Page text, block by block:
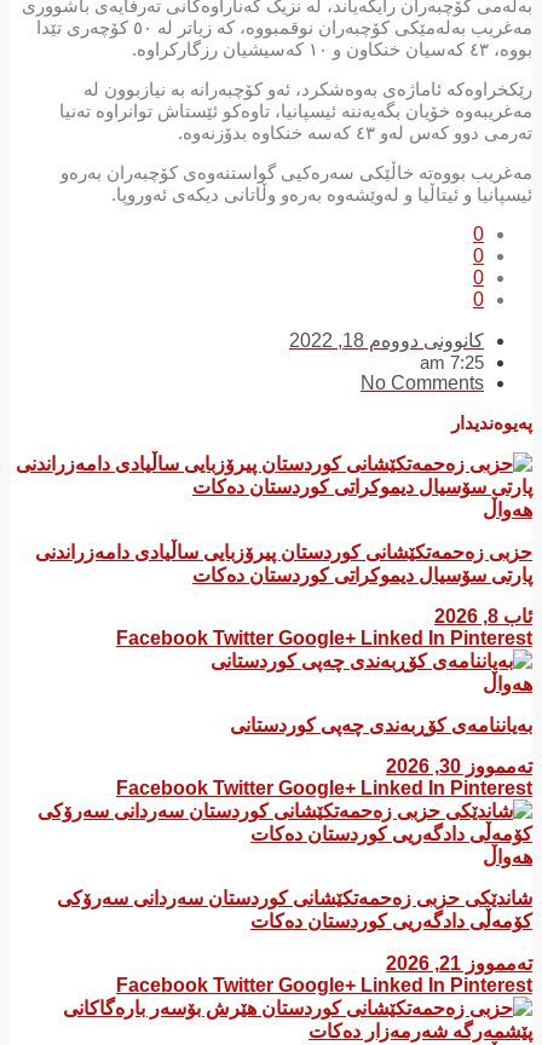
بەلەمی کۆچبەران رایگەیاند، لە نزیک کەناراوەکانی تەرفایەی باشووری
مەغریب بەلەمێکی کۆچبەران نوقمبووە، کە زیاتر لە ٥٠ کۆچەری تێدا
بووە، ٤٣ کەسیان خنکاون و ١٠ کەسیشیان رزگارکراوە.
رێکخراوەکە ئاماژەی بەوەشكرد، ئەو کۆچبەرانە بە نیازبوون لە
مەغریبەوە خۆیان بگەیەننە ئیسپانیا، تاوەکو ئێستاش توانراوە تەنیا
تەرمی دوو کەس لەو ٤٣ کەسە خنکاوە بدۆزنەوە.
مەغریب بووەتە خاڵێکی سەرەکیی گواستنەوەی کۆچبەران بەرەو
ئیسپانیا و ئیتاڵیا و لەوێشەوە بەرەو وڵاتانی دیکەی ئەوروپا.
0
0
0
0
کانوونی دووەم 18, 2022
7:25 am
No Comments
پەیوەندیدار
هەواڵ
​حزبی زەحمەتکێشانی کوردستان پیرۆزبایی ساڵیادی دامەزراندنی
پارتی سۆسیال دیموکراتی کوردستان دەکات
ئاب 8, 2026
Facebook Twitter Google+ Linked In Pinterest
هەواڵ
بەیاننامەی کۆڕبەندی چەپی کوردستانی
تەممووز 30, 2026
Facebook Twitter Google+ Linked In Pinterest
هەواڵ
شاندێکی حزبی زەحمەتکێشانی کوردستان سەردانی سەرۆکی
کۆمەڵی دادگەریی کوردستان دەکات
تەممووز 21, 2026
Facebook Twitter Google+ Linked In Pinterest